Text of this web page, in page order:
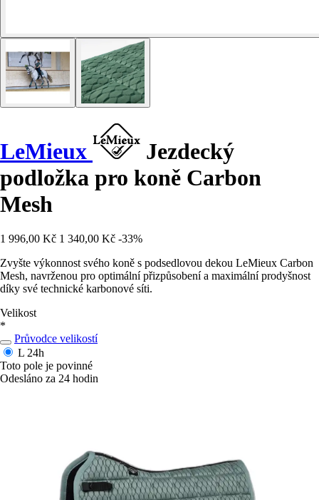
LeMieux
Jezdecký
podložka pro koně Carbon
Mesh
1 996,00 Kč 1 340,00 Kč -33%
Zvyšte výkonnost svého koně s podsedlovou dekou LeMieux Carbon
Mesh, navrženou pro optimální přizpůsobení a maximální prodyšnost
díky své technické karbonové síti.
Velikost
*
Průvodce velikostí
L 24h
Toto pole je povinné
Odesláno za 24 hodin